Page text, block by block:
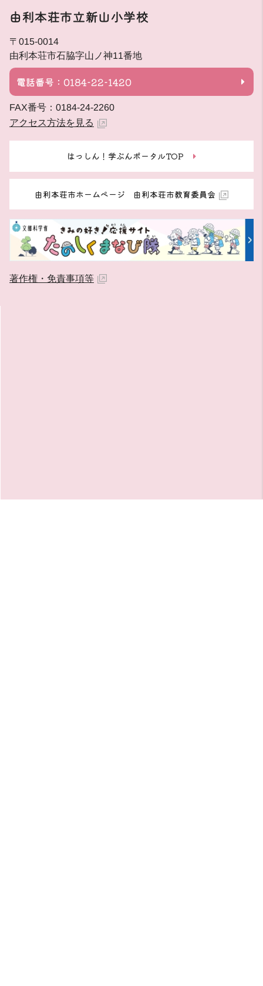
由利本荘市立新山小学校
〒015-0014
由利本荘市石脇字山ノ神11番地
電話番号：0184-22-1420
FAX番号：0184-24-2260
アクセス方法を見る
はっしん！学ぶんポータルTOP
由利本荘市ホームページ 由利本荘市教育委員会
著作権・免責事項等